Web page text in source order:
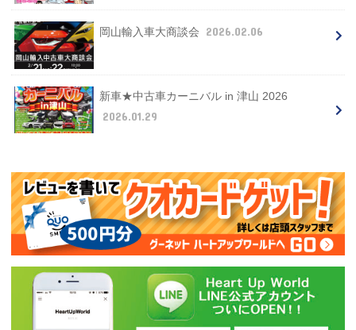
岡山輸入車大商談会 2026.02.06
新車★中古車カーニバル in 津山 2026
2026.01.29